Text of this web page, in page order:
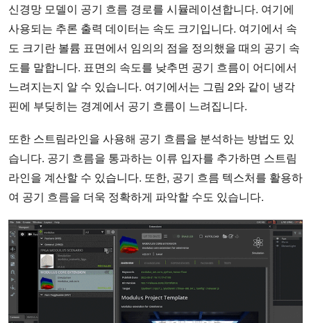
신경망 모델이 공기 흐름 경로를 시뮬레이션합니다. 여기에
사용되는 추론 출력 데이터는 속도 크기입니다. 여기에서 속
도 크기란 볼륨 표면에서 임의의 점을 정의했을 때의 공기 속
도를 말합니다. 표면의 속도를 낮추면 공기 흐름이 어디에서
느려지는지 알 수 있습니다. 여기에서는 그림 2와 같이 냉각
핀에 부딪히는 경계에서 공기 흐름이 느려집니다.
또한 스트림라인을 사용해 공기 흐름을 분석하는 방법도 있
습니다. 공기 흐름을 통과하는 이류 입자를 추가하면 스트림
라인을 계산할 수 있습니다. 또한, 공기 흐름 텍스처를 활용하
여 공기 흐름을 더욱 정확하게 파악할 수도 있습니다.